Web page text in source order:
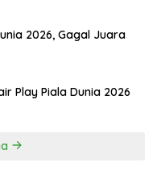
2026, Gagal Juara
Play Piala Dunia 2026